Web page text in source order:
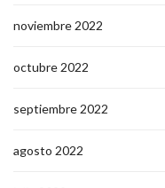
noviembre 2022
octubre 2022
septiembre 2022
agosto 2022